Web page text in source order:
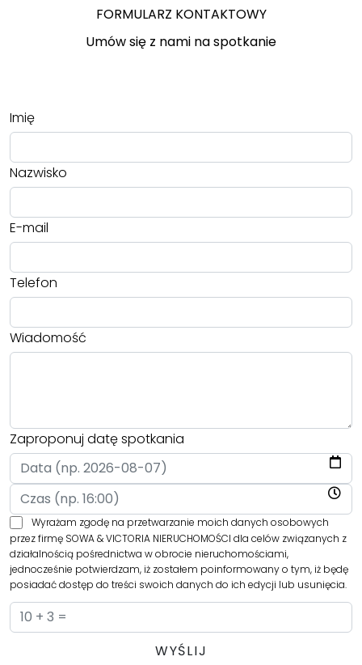
FORMULARZ KONTAKTOWY
Umów się z nami na spotkanie
Imię
Nazwisko
E-mail
Telefon
Wiadomość
Zaproponuj datę spotkania
Wyrażam zgodę na przetwarzanie moich danych osobowych
przez firmę SOWA & VICTORIA NIERUCHOMOŚCI dla celów związanych z
działalnością pośrednictwa w obrocie nieruchomościami,
jednocześnie potwierdzam, iż zostałem poinformowany o tym, iż będę
posiadać dostęp do treści swoich danych do ich edycji lub usunięcia.